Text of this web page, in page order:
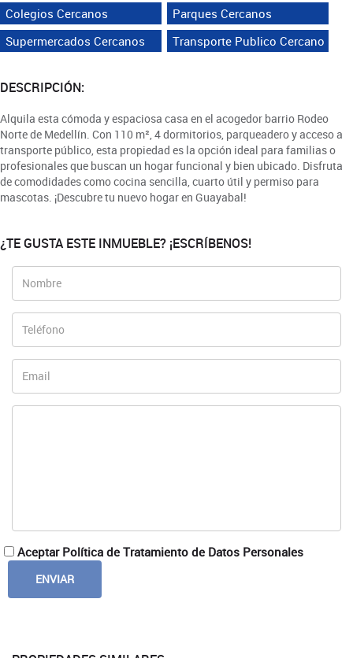
Colegios Cercanos
Parques Cercanos
Supermercados Cercanos
Transporte Publico Cercano
DESCRIPCIÓN:
Alquila esta cómoda y espaciosa casa en el acogedor barrio Rodeo
Norte de Medellín. Con 110 m², 4 dormitorios, parqueadero y acceso a
transporte público, esta propiedad es la opción ideal para familias o
profesionales que buscan un hogar funcional y bien ubicado. Disfruta
de comodidades como cocina sencilla, cuarto útil y permiso para
mascotas. ¡Descubre tu nuevo hogar en Guayabal!
¿TE GUSTA ESTE INMUEBLE? ¡ESCRÍBENOS!
Aceptar Política de Tratamiento de Datos Personales